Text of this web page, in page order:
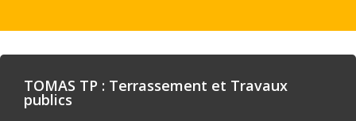
TOMAS TP : Terrassement et Travaux
publics